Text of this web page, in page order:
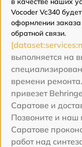
Vocoder Vc340
оформлении
обратной связи.
выполняется на
времени
привезет
Саратове и
Позвоните и наш
Саратове
работ над